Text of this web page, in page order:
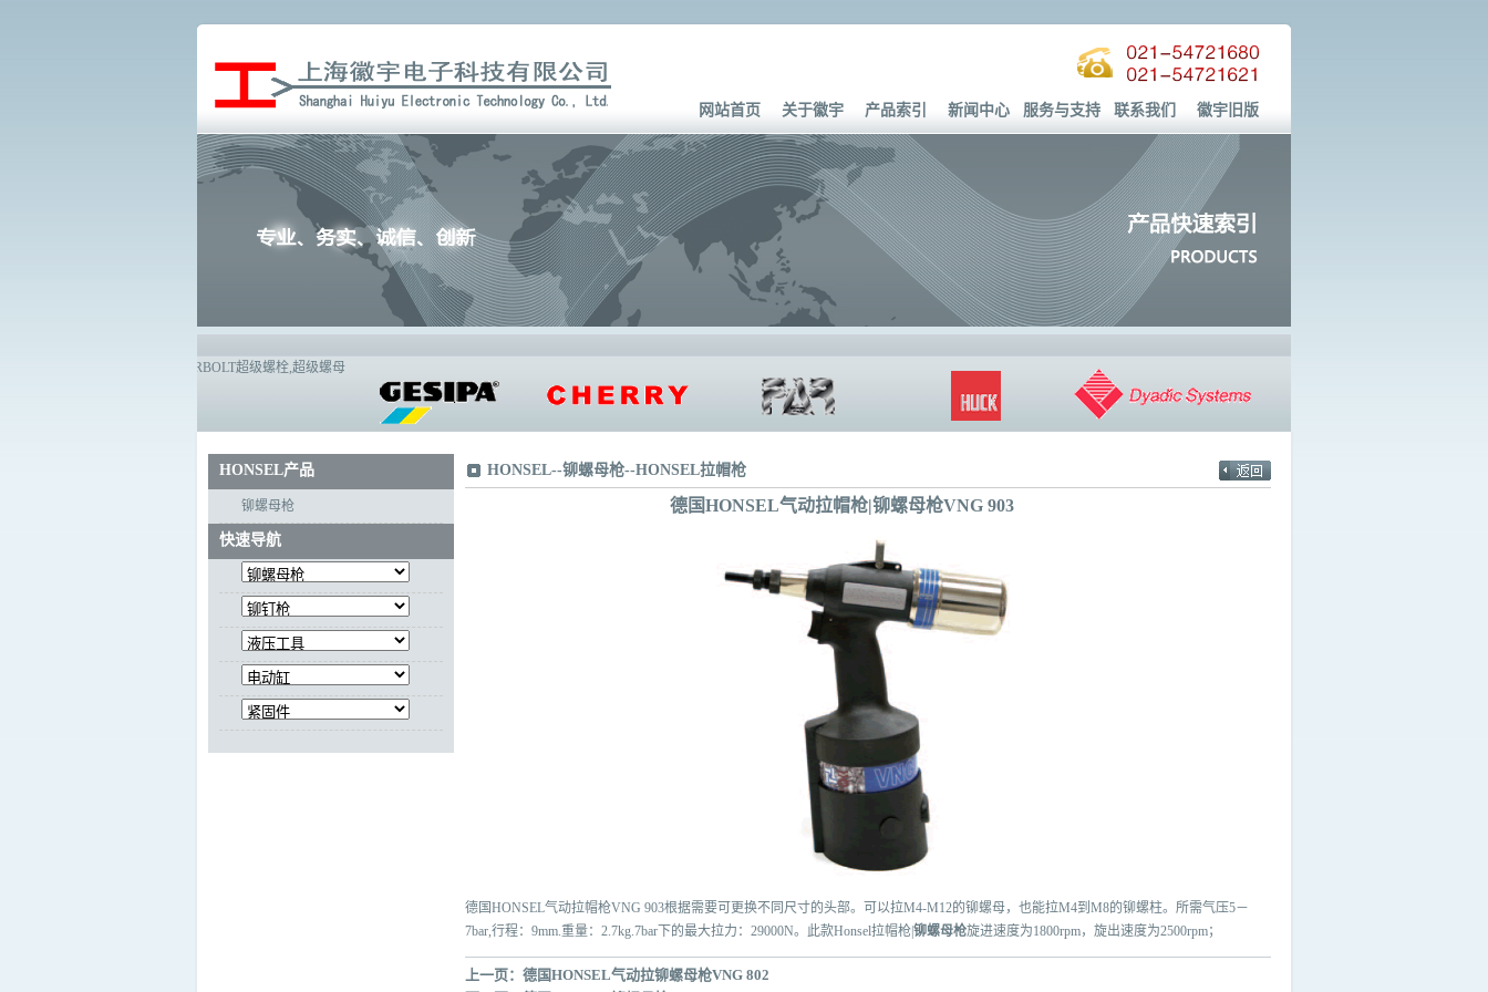
网站首页 关于徽宇 产品索引 新闻中心 服务与支持 联系我们 徽宇旧版
HONSEL产品
铆螺母枪
快速导航
HONSEL--铆螺母枪--HONSEL拉帽枪
德国HONSEL气动拉帽枪|铆螺母枪VNG 903
德国HONSEL气动拉帽枪VNG 903根据需要可更换不同尺寸的头部。可以拉M4-M12的铆螺母，也能拉M4到M8的铆螺柱。所需气压5－
7bar,行程：9mm.重量：2.7kg.7bar下的最大拉力：29000N。此款Honsel拉帽枪|铆螺母枪旋进速度为1800rpm，旋出速度为2500rpm；
上一页： 德国HONSEL气动拉铆螺母枪VNG 802